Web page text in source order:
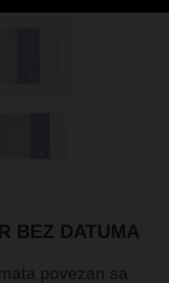
BEZ DATUMA
povezan sa